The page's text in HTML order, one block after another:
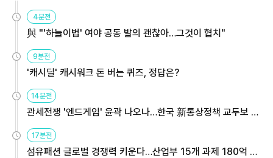
4분전
與 "'하늘이법' 여야 공동 발의 괜찮아…그것이 협치"
9분전
'캐시딜' 캐시워크 돈 버는 퀴즈, 정답은?
14분전
관세전쟁 '엔드게임' 윤곽 나오나…한국 新통상정책 교두보 활
17분전
섬유패션 글로벌 경쟁력 키운다…산업부 15개 과제 180억 지